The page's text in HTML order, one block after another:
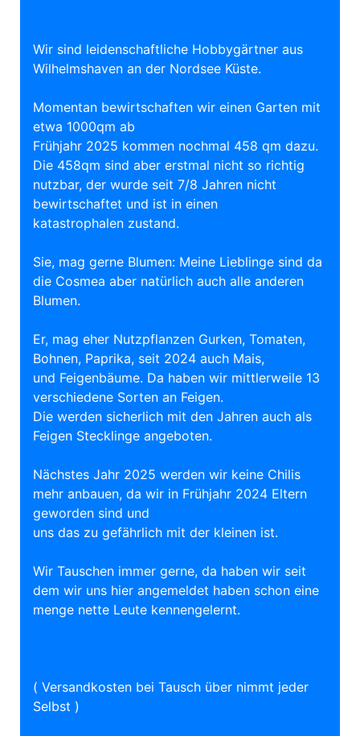
Wir sind leidenschaftliche Hobbygärtner aus
Wilhelmshaven an der Nordsee Küste.
Momentan bewirtschaften wir einen Garten mit
etwa 1000qm ab
Frühjahr 2025 kommen nochmal 458 qm dazu.
Die 458qm sind aber erstmal nicht so richtig
nutzbar, der wurde seit 7/8 Jahren nicht
bewirtschaftet und ist in einen
katastrophalen zustand.
Sie, mag gerne Blumen: Meine Lieblinge sind da
die Cosmea aber natürlich auch alle anderen
Blumen.
Er, mag eher Nutzpflanzen Gurken, Tomaten,
Bohnen, Paprika, seit 2024 auch Mais,
und Feigenbäume. Da haben wir mittlerweile 13
verschiedene Sorten an Feigen.
Die werden sicherlich mit den Jahren auch als
Feigen Stecklinge angeboten.
Nächstes Jahr 2025 werden wir keine Chilis
mehr anbauen, da wir in Frühjahr 2024 Eltern
geworden sind und
uns das zu gefährlich mit der kleinen ist.
Wir Tauschen immer gerne, da haben wir seit
dem wir uns hier angemeldet haben schon eine
menge nette Leute kennengelernt.
( Versandkosten bei Tausch über nimmt jeder
Selbst )